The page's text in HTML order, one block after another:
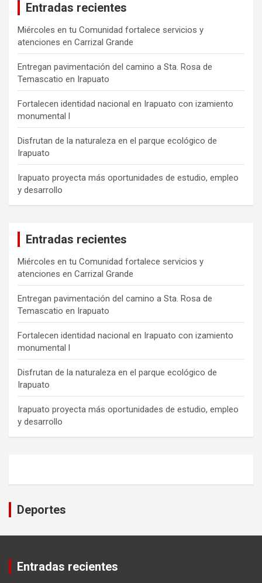
Entradas recientes
Miércoles en tu Comunidad fortalece servicios y
atenciones en Carrizal Grande
Entregan pavimentación del camino a Sta. Rosa de
Temascatio en Irapuato
Fortalecen identidad nacional en Irapuato con izamiento
monumental l
Disfrutan de la naturaleza en el parque ecológico de
Irapuato
Irapuato proyecta más oportunidades de estudio, empleo
y desarrollo
Entradas recientes
Miércoles en tu Comunidad fortalece servicios y
atenciones en Carrizal Grande
Entregan pavimentación del camino a Sta. Rosa de
Temascatio en Irapuato
Fortalecen identidad nacional en Irapuato con izamiento
monumental l
Disfrutan de la naturaleza en el parque ecológico de
Irapuato
Irapuato proyecta más oportunidades de estudio, empleo
y desarrollo
Deportes
Entradas recientes